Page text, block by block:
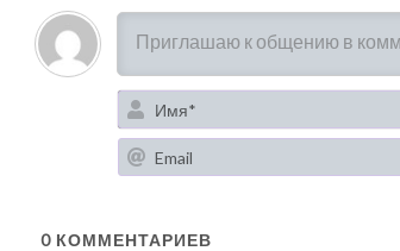
0 КОММЕНТАРИЕВ